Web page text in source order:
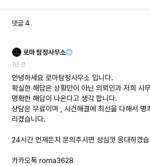
댓글 4
로마 탐정사무소
1년 전
안녕하세요 로마탐정사무소 입니다.
확실한 해답은 상황만이 아닌 의뢰인과 저희 사
명확한 해답이 나온다고 생각 합니다.
상담은 무료이며 , 사건해결에 최선을 다해서 명
리겠습니다.
24시간 언제든지 문의주시면 성심껏 응대하겠
카카오톡 roma3628